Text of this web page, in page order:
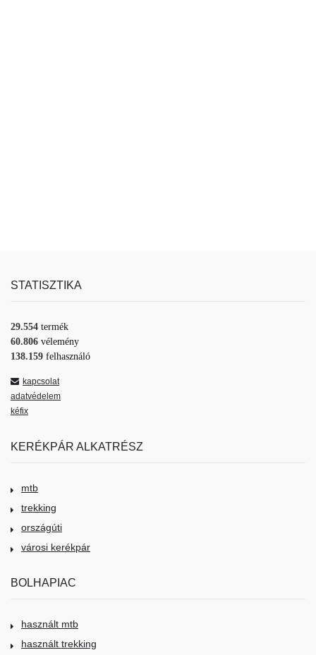
STATISZTIKA
29.554 termék
60.806 vélemény
138.159 felhasználó
kapcsolat
adatvédelem
kéfix
KERÉKPÁR ALKATRÉSZ
mtb
trekking
országúti
városi kerékpár
BOLHAPIAC
használt mtb
használt trekking